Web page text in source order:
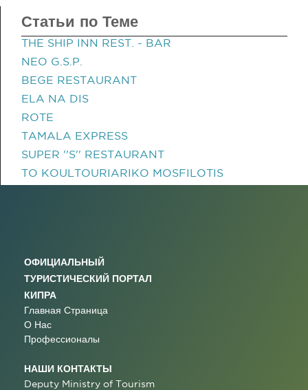
Статьи по Теме
THE SHIP INN REST. - BAR
NEO G.S.P.
BEGE RESTAURANT
ELA NA DIS
ROTE
TAMALA EXPRESS
SUPER ''S'' RESTAURANT
TO KOULTOURIARIKO MOSFILOTIS
ОФИЦИАЛЬНЫЙ
ТУРИСТИЧЕСКИЙ ПОРТАЛ
КИПРА
Главная Страница
О Нас
Профессионалы
НАШИ КОНТАКТЫ
Deputy Ministry of Tourism